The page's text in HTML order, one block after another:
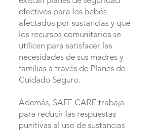
efectivos para los bebés
afectados por sustancias y que
los recursos comunitarios se
utilicen para satisfacer las
necesidades de sus madres y
familias a través de Planes de
Cuidado Seguro.
Además, SAFE CARE trabaja
para reducir las respuestas
punitivas al uso de sustancias